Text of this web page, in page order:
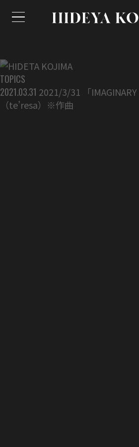
TOPICS
2021.03.31 2021/3/31 「IMAGINARY
（te’resa）※作曲